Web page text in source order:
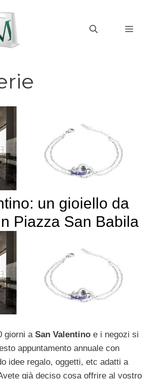
un gioiello da
Piazza San Babila
giorni a San Valentino e i negozi si
appuntamento annuale con
idee regalo, oggetti, etc adatti a
già deciso cosa offrire al vostro